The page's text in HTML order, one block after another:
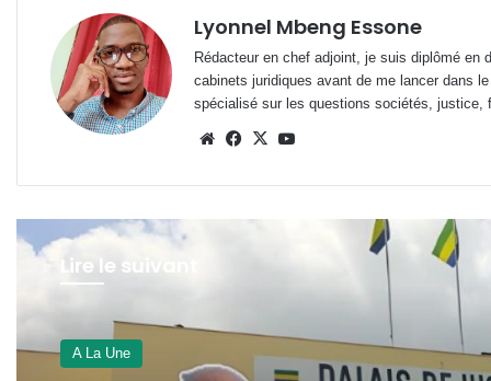
Lyonnel Mbeng Essone
Rédacteur en chef adjoint, je suis diplômé
cabinets juridiques avant de me lancer dans
spécialisé sur les questions sociétés,
WebsiteFacebook
X
Lire le suivant
A La Une